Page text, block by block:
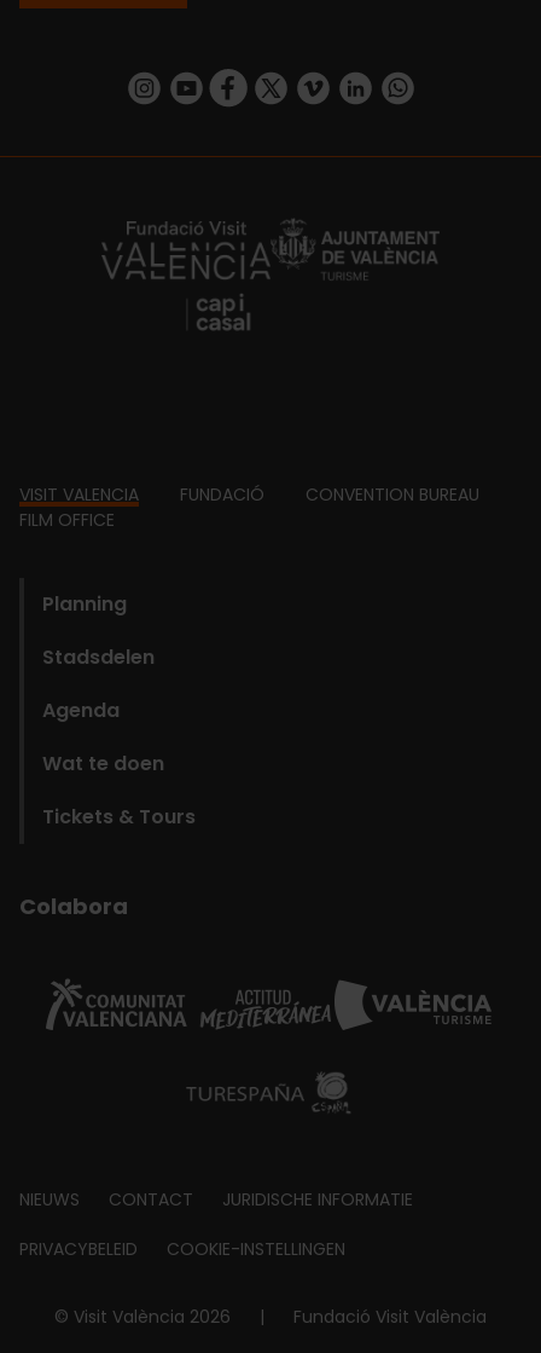
https://www.instagram.com/visit_valencia/
https://www.youtube.com/user/
https://www.facebook.com/
https://twitter.com/
https://vimeo.com/
https://www.linkedin.com/company/turismo-valencia/https://api.whatsapp.com/send/
https://fundacion.visitvalencia.com/
Footer
VISIT VALENCIA FUNDACIÓ
CONVENTION BUREAU
FILM OFFICE
Planning
Stadsdelen
Agenda
Wat te doen
Tickets & Tours
Colabora
Footer
about
NIEUWS CONTACT JURIDISCHE INFORMATIE
PRIVACYBELEID COOKIE-INSTELLINGEN
© Visit València 2026 | Fundació Visit València